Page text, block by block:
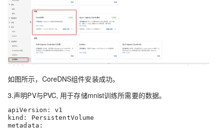
如图所示，CoreDNS组件安装成功。
3.声明PV与PVC, 用于存储mnist训练所需要的数据。
apiVersion: v1
kind: PersistentVolume
metadata: